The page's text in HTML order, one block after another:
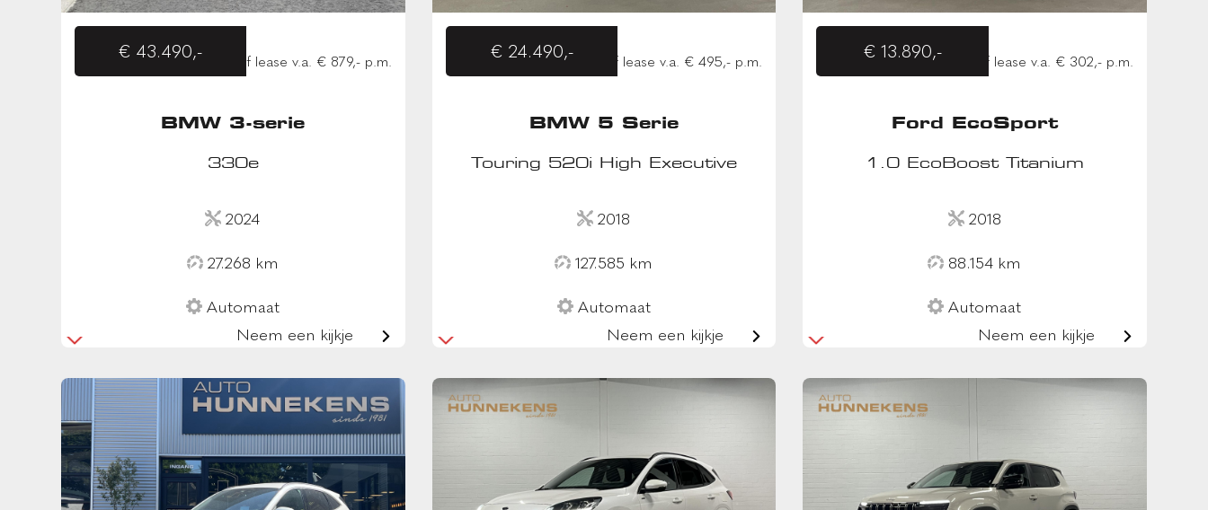
€ 43.490,- of lease v.a. € 879,- p.m.
BMW 3-serie
330e
2024
27.268 km
Automaat
Neem een kijkje
€ 24.490,- of lease v.a. € 495,- p.m.
BMW 5 Serie
Touring 520i High Executive
2018
127.585 km
Automaat
Neem een kijkje
€ 13.890,- of lease v.a. € 302,- p.m.
Ford EcoSport
1.0 EcoBoost Titanium
2018
88.154 km
Automaat
Neem een kijkje